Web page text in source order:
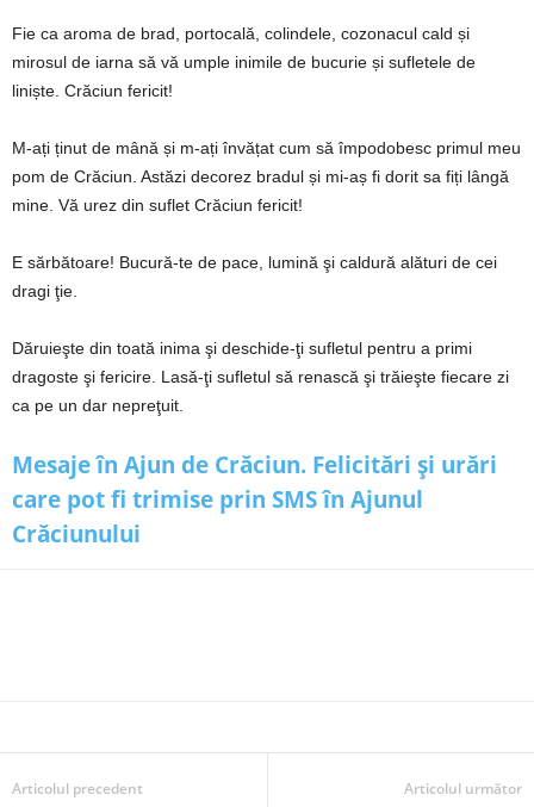
Fie ca aroma de brad, portocală, colindele, cozonacul cald și
mirosul de iarna să vă umple inimile de bucurie și sufletele de
liniște. Crăciun fericit!
M-ați ținut de mână și m-ați învățat cum să împodobesc primul meu
pom de Crăciun. Astăzi decorez bradul și mi-aș fi dorit sa fiți lângă
mine. Vă urez din suflet Crăciun fericit!
E sărbătoare! Bucură-te de pace, lumină şi caldură alături de cei
dragi ţie.
Dăruieşte din toată inima şi deschide-ţi sufletul pentru a primi
dragoste şi fericire. Lasă-ţi sufletul să renască şi trăieşte fiecare zi
ca pe un dar nepreţuit.
Mesaje în Ajun de Crăciun. Felicitări și urări
care pot fi trimise prin SMS în Ajunul
Crăciunului
Articolul precedent Articolul următor